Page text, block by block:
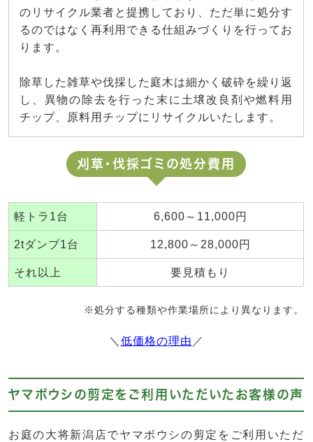
のリサイクル業者と提携しており、ただ単に処分す
るのではなく再利用できる仕組みづくりを行ってお
ります。
除草した雑草や伐採した庭木は細かく破砕を繰り返
し、異物の除去を行った末に土壌改良剤や燃料用
チップ、原料用チップにリサイクルいたします。
刈草・伐採ゴミの処分費用
軽トラ1台 6,600～11,000円
2tダンプ1台 12,800～28,000円
それ以上 要見積もり
※処分する種類や作業場所により異なります。
＼ 低価格の理由 ／
ヤマボウシの剪定をご利用いただいたお客様の声
お庭の大将新潟店でヤマボウシの剪定をご利用いただ